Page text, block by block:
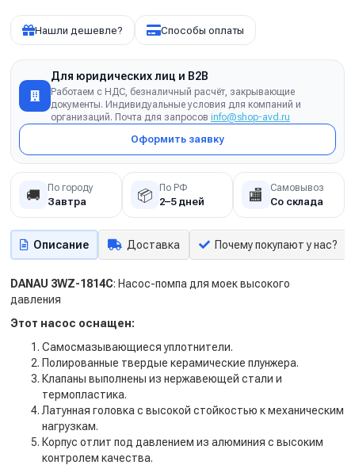
Нашли дешевле? Способы оплаты
Для юридических лиц и B2B
Работаем с НДС, безналичный расчёт, закрывающие
документы. Индивидуальные условия для компаний и
организаций. Почта для запросов info@shop-avd.ru
Оформить заявку
🚚 По городу
Завтра 📦 По РФ
2–5 дней 🏬 Самовывоз
Со склада
Описание Доставка Почему покупают у нас?
DANAU 3WZ-1814C: Насос-помпа для моек высокого
давления
Этот насос оснащен:
Самосмазывающиеся уплотнители.
Полированные твердые керамические плунжера.
Клапаны выполнены из нержавеющей стали и
термопластика.
Латунная головка с высокой стойкостью к механическим
нагрузкам.
Корпус отлит под давлением из алюминия с высоким
контролем качества.